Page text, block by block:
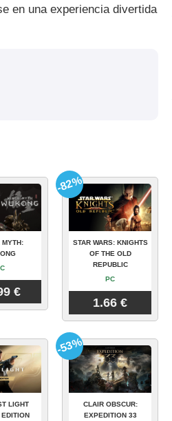
en una experiencia divertida
MYTH:
€
STAR WARS: KNIGHTS
OF THE OLD
REPUBLIC
PC
1.66 €
-82%
LIGHT
CLAIR OBSCUR:
EXPEDITION 33
-53%